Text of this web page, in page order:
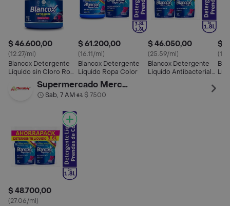
$ 46.600,00
(12.27/ml)
Blancox Detergente
Líquido sin Cloro Ropa
$ 61.200,00
(16.11/ml)
Blancox Detergente
Líquido Ropa Color
$ 46.050,00
(25.59/ml)
Blancox Detergente
Liquido Antibacterial
$
Supermercado Mercaboy
Sab, 7 AM• $ 7500
$ 48.700,00
(27.06/ml)